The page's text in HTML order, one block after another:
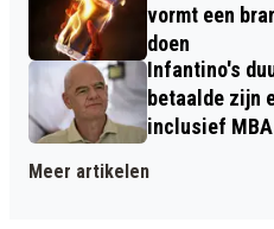
vormt een
doen
Infantino's
betaalde zijn
inclusief MBA
Meer artikelen